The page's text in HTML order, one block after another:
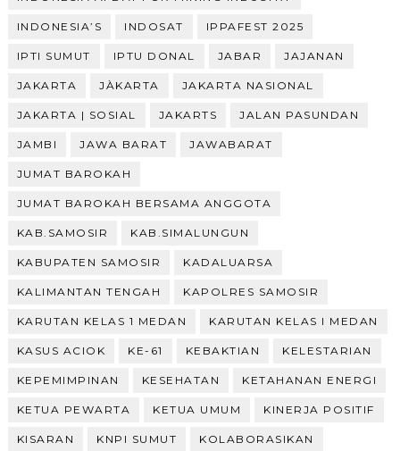
INDONESIA’S INDOSAT IPPAFEST 2025
IPTI SUMUT IPTU DONAL JABAR JAJANAN
JAKARTA JÀKARTA JAKARTA NASIONAL
JAKARTA | SOSIAL JAKARTS JALAN PASUNDAN
JAMBI JAWA BARAT JAWABARAT
JUMAT BAROKAH
JUMAT BAROKAH BERSAMA ANGGOTA
KAB.SAMOSIR KAB.SIMALUNGUN
KABUPATEN SAMOSIR KADALUARSA
KALIMANTAN TENGAH KAPOLRES SAMOSIR
KARUTAN KELAS 1 MEDAN KARUTAN KELAS I MEDAN
KASUS ACIOK KE-61 KEBAKTIAN KELESTARIAN
KEPEMIMPINAN KESEHATAN KETAHANAN ENERGI
KETUA PEWARTA KETUA UMUM KINERJA POSITIF
KISARAN KNPI SUMUT KOLABORASIKAN